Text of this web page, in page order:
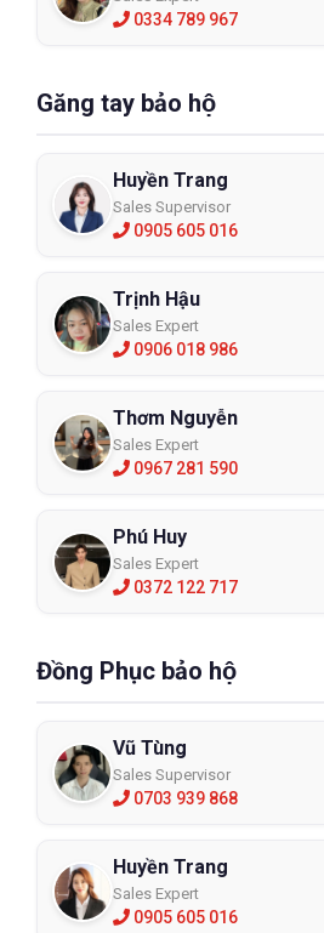
0334 789 967
Găng tay bảo hộ
Huyền Trang
Sales Supervisor
0905 605 016
Trịnh Hậu
Sales Expert
0906 018 986
Thơm Nguyễn
Sales Expert
0967 281 590
Phú Huy
Sales Expert
0372 122 717
Đồng Phục bảo hộ
Vũ Tùng
Sales Supervisor
0703 939 868
Huyền Trang
Sales Expert
0905 605 016